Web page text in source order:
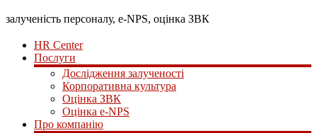
залученість персоналу, e-NPS, оцінка ЗВК
HR Center
Послуги
Дослідження залученості
Корпоративна культура
Оцінка ЗВК
Оцінка e-NPS
Про компанію